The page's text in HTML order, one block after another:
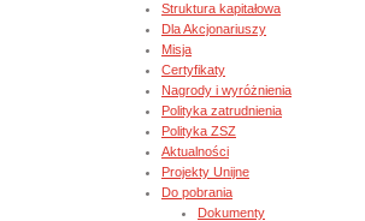
Struktura kapitałowa
Dla Akcjonariuszy
Misja
Certyfikaty
Nagrody i wyróżnienia
Polityka zatrudnienia
Polityka ZSZ
Aktualności
Projekty Unijne
Do pobrania
Dokumenty